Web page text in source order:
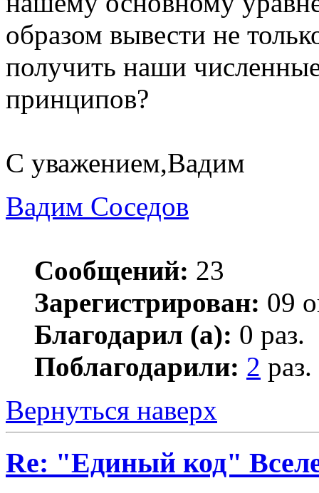
образом вывести не
получить наши
принципов?
С уважением,Вадим
Вадим Соседов
Сообщений: 23
Зарегистрирован: 09
Благодарил (а): 0 раз.
Поблагодарили: 2 раз.
Вернуться наверх
Re: "Единый код"